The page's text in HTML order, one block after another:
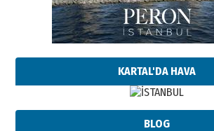
KARTAL'DA HAVA
BLOG